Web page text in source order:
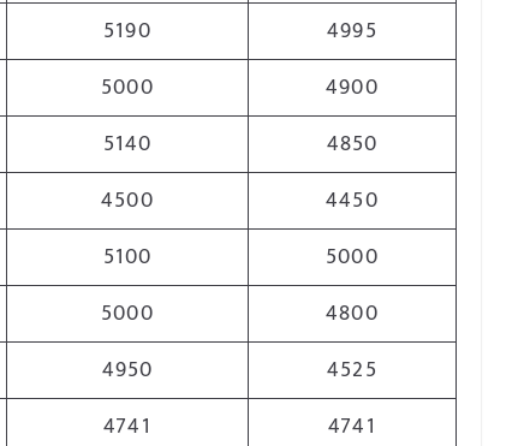
5190
4995
5000
4900
5140
4850
4500
4450
5100
5000
5000
4800
4950
4525
4741
4741